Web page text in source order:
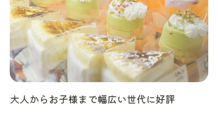
大人からお子様まで幅広い世代に好評